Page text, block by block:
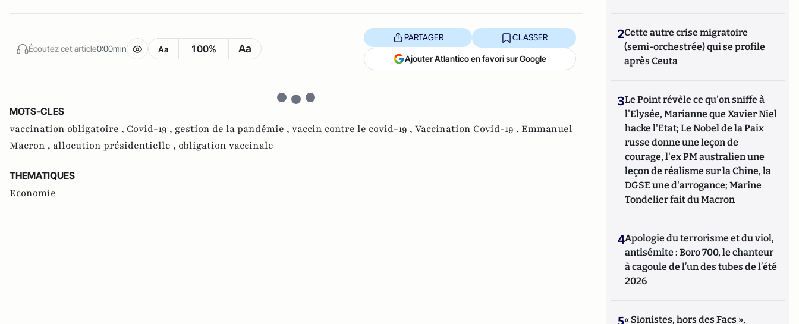
Écoutez cet article0:00min Aa 100% Aa
PARTAGER CLASSER
Ajouter Atlantico en favori sur Google
MOTS-CLES
vaccination obligatoire , Covid-19 , gestion de la pandémie , vaccin contre le covid-19 , Vaccination Covid-19 , Emmanuel
Macron , allocution présidentielle , obligation vaccinale
THEMATIQUES
Economie
2Cette autre crise migratoire
(semi-orchestrée) qui se profile
après Ceuta
3Le Point révèle ce qu'on sniffe à
l'Elysée, Marianne que Xavier Niel
hacke l'Etat; Le Nobel de la Paix
russe donne une leçon de
courage, l'ex PM australien une
leçon de réalisme sur la Chine, la
DGSE une d'arrogance; Marine
Tondelier fait du Macron
4Apologie du terrorisme et du viol,
antisémite : Boro 700, le chanteur
à cagoule de l’un des tubes de l’été
2026
5« Sionistes, hors des Facs »,